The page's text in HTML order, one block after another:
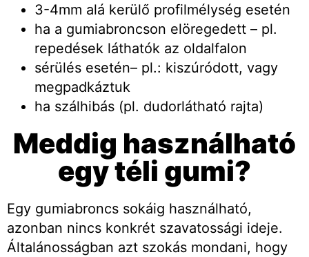
3-4mm alá kerülő profilmélység esetén
ha a gumiabroncson elöregedett – pl.
repedések láthatók az oldalfalon
sérülés esetén– pl.: kiszúródott, vagy
megpadkáztuk
ha szálhibás (pl. dudorlátható rajta)
Meddig használható
egy téli gumi?
Egy gumiabroncs sokáig használható,
azonban nincs konkrét szavatossági ideje.
Általánosságban azt szokás mondani, hogy